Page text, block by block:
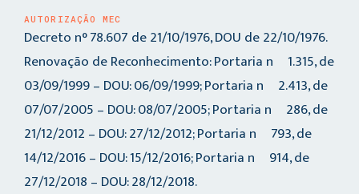
AUTORIZAÇÃO MEC
Decreto n° 78.607 de 21/10/1976, DOU de 22/10/1976.
Renovação de Reconhecimento: Portaria nº 1.315, de
03/09/1999 – DOU: 06/09/1999; Portaria nº 2.413, de
07/07/2005 – DOU: 08/07/2005; Portaria nº 286, de
21/12/2012 – DOU: 27/12/2012; Portaria nº 793, de
14/12/2016 – DOU: 15/12/2016; Portaria nº 914, de
27/12/2018 – DOU: 28/12/2018.